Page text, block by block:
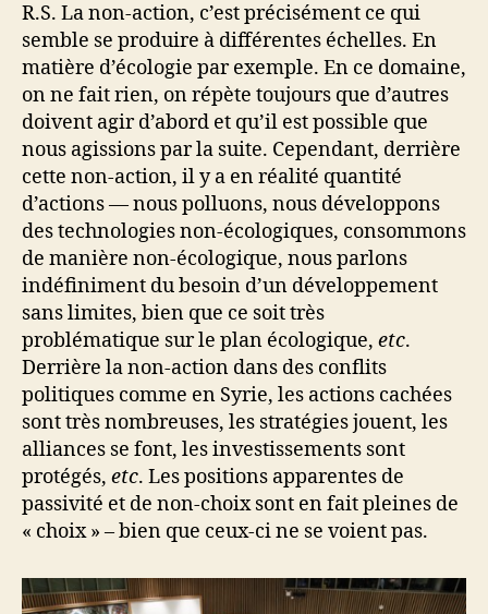
R.S. La non-action, c’est précisément ce qui
semble se produire à différentes échelles. En
matière d’écologie par exemple. En ce domaine,
on ne fait rien, on répète toujours que d’autres
doivent agir d’abord et qu’il est possible que
nous agissions par la suite. Cependant, derrière
cette non-action, il y a en réalité quantité
d’actions — nous polluons, nous développons
des technologies non-écologiques, consommons
de manière non-écologique, nous parlons
indéfiniment du besoin d’un développement
sans limites, bien que ce soit très
problématique sur le plan écologique, etc.
Derrière la non-action dans des conflits
politiques comme en Syrie, les actions cachées
sont très nombreuses, les stratégies jouent, les
alliances se font, les investissements sont
protégés, etc. Les positions apparentes de
passivité et de non-choix sont en fait pleines de
« choix » – bien que ceux-ci ne se voient pas.